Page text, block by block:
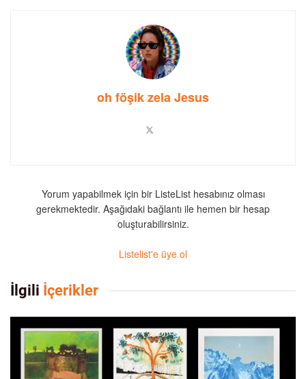
oh föşik zela Jesus
Yorum yapabilmek için bir ListeList hesabınız olması
gerekmektedir. Aşağıdaki bağlantı ile hemen bir hesap
oluşturabilirsiniz.
Listelist'e üye ol
İlgili İçerikler